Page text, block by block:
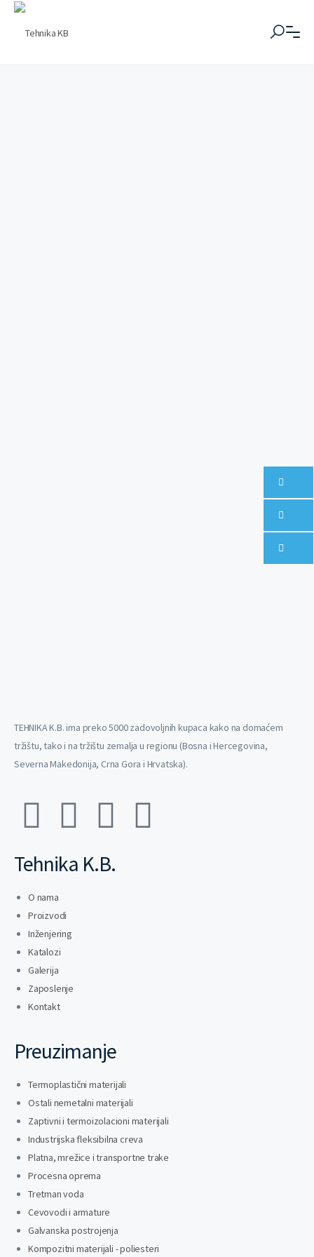
TEHNIKA K.B. ima preko 5000 zadovoljnih kupaca kako na domaćem
tržištu, tako i na tržištu zemalja u regionu (Bosna i Hercegovina,
Severna Makedonija, Crna Gora i Hrvatska).
Tehnika K.B.
O nama
Proizvodi
Inženjering
Katalozi
Galerija
Zaposlenje
Kontakt
Preuzimanje
Termoplastični materijali
Ostali nemetalni materijali
Zaptivni i termoizolacioni materijali
Industrijska fleksibilna creva
Platna, mrežice i transportne trake
Procesna oprema
Tretman voda
Cevovodi i armature
Galvanska postrojenja
Kompozitni materijali - poliesteri